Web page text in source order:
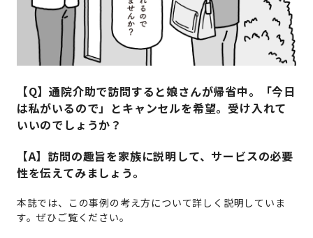
【Q】通院介助で訪問すると娘さんが帰省中。「今日
は私がいるので」とキャンセルを希望。受け入れて
いいのでしょうか？
【A】訪問の趣旨を家族に説明して、サービスの必要
性を伝えてみましょう。
本誌では、この事例の考え方について詳しく説明していま
す。ぜひご覧ください。